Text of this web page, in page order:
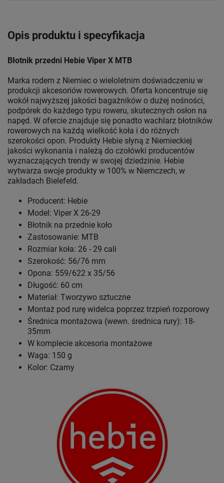
Opis produktu i specyfikacja
Błotnik przedni Hebie Viper X MTB
Marka rodem z Niemiec o wieloletnim doświadczeniu w
produkcji akcesoriów rowerowych. Oferta koncentruje się
wokół najwyższej jakości bagażników o dużej nośności,
podpórek do każdego typu roweru, skutecznych osłon na
napęd. W ofercie znajduje się ponadto wachlarz błotników
rowerowych na każdą wielkość koła i do różnych
szerokości opon. Produkty Hebie słyną z Niemieckiej
jakości wykonania i należą do czołówki producentów
wyznaczających trendy w swojej dziedzinie. Hebie
wytwarza swoje produkty w 100% w Niemczech, w
zakładach Bielefeld.
Producent: Hebie
Model: Viper X 26-29
Błotnik na przednie koło
Zastosowanie: MTB
Rozmiar koła: 26 - 29 cali
Szerokość: 56/76 mm
Opona: 559/622 x 35/56
Długość: 60 cm
Materiał: Tworzywo sztuczne
Montaż pod rurę widelca poprzez trzpień rozporowy
Średnica montażowa (wewn. średnica rury): 18-
35mm
W komplecie akcesoria montażowe
Waga: 150 g
Kolor: Czarny